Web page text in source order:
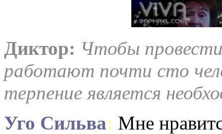
Диктор: Чтобы
работают почти сто
терпение является
Уго Сильва: Мне